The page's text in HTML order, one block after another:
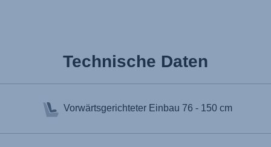
Technische Daten
Vorwärtsgerichteter Einbau 76 - 150 cm